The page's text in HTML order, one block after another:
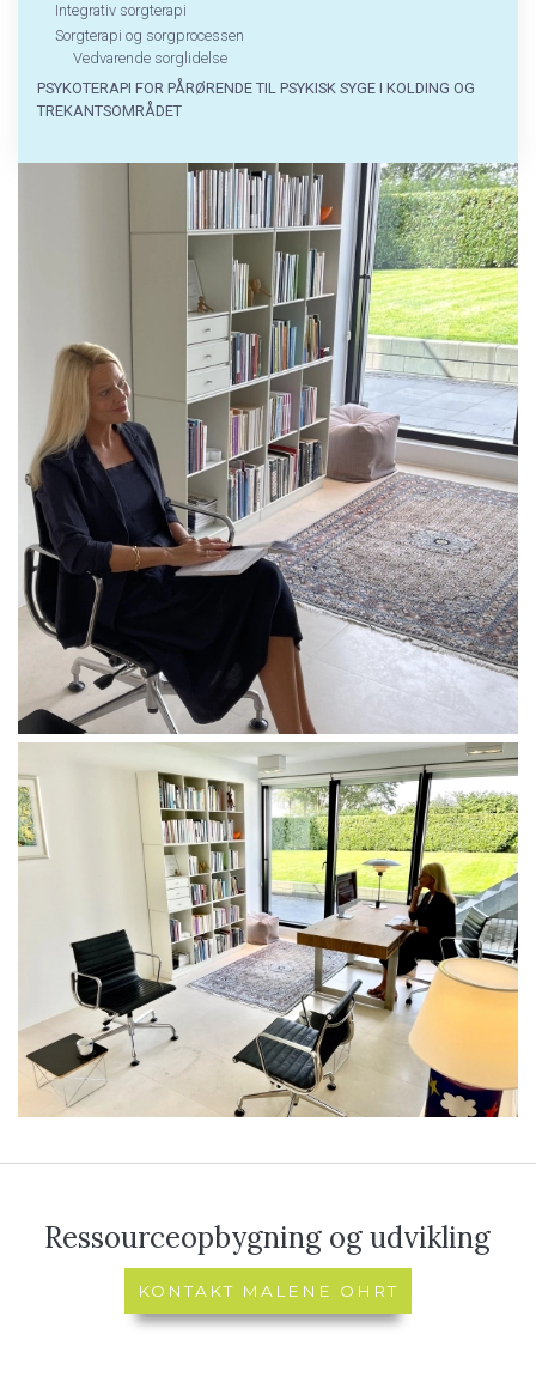
Integrativ sorgterapi
Sorgterapi og sorgprocessen
Vedvarende sorglidelse
PSYKOTERAPI FOR PÅRØRENDE TIL PSYKISK SYGE I KOLDING OG
TREKANTSOMRÅDET
Ressourceopbygning og udvikling
KONTAKT MALENE OHRT